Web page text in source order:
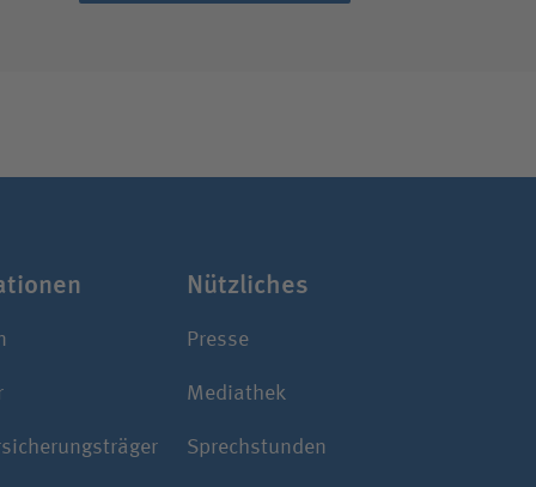
Nützliches
Presse
Mediathek
Sprechstunden